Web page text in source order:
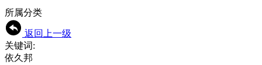
所属分类
返回上一级
关键词:
依久邦